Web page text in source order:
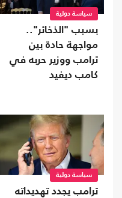
سياسة دولية
بسبب "الذخائر"..
مواجهة حادة بين
ترامب ووزير حربه في
كامب ديفيد
سياسة دولية
ترامب يجدد تهديداته